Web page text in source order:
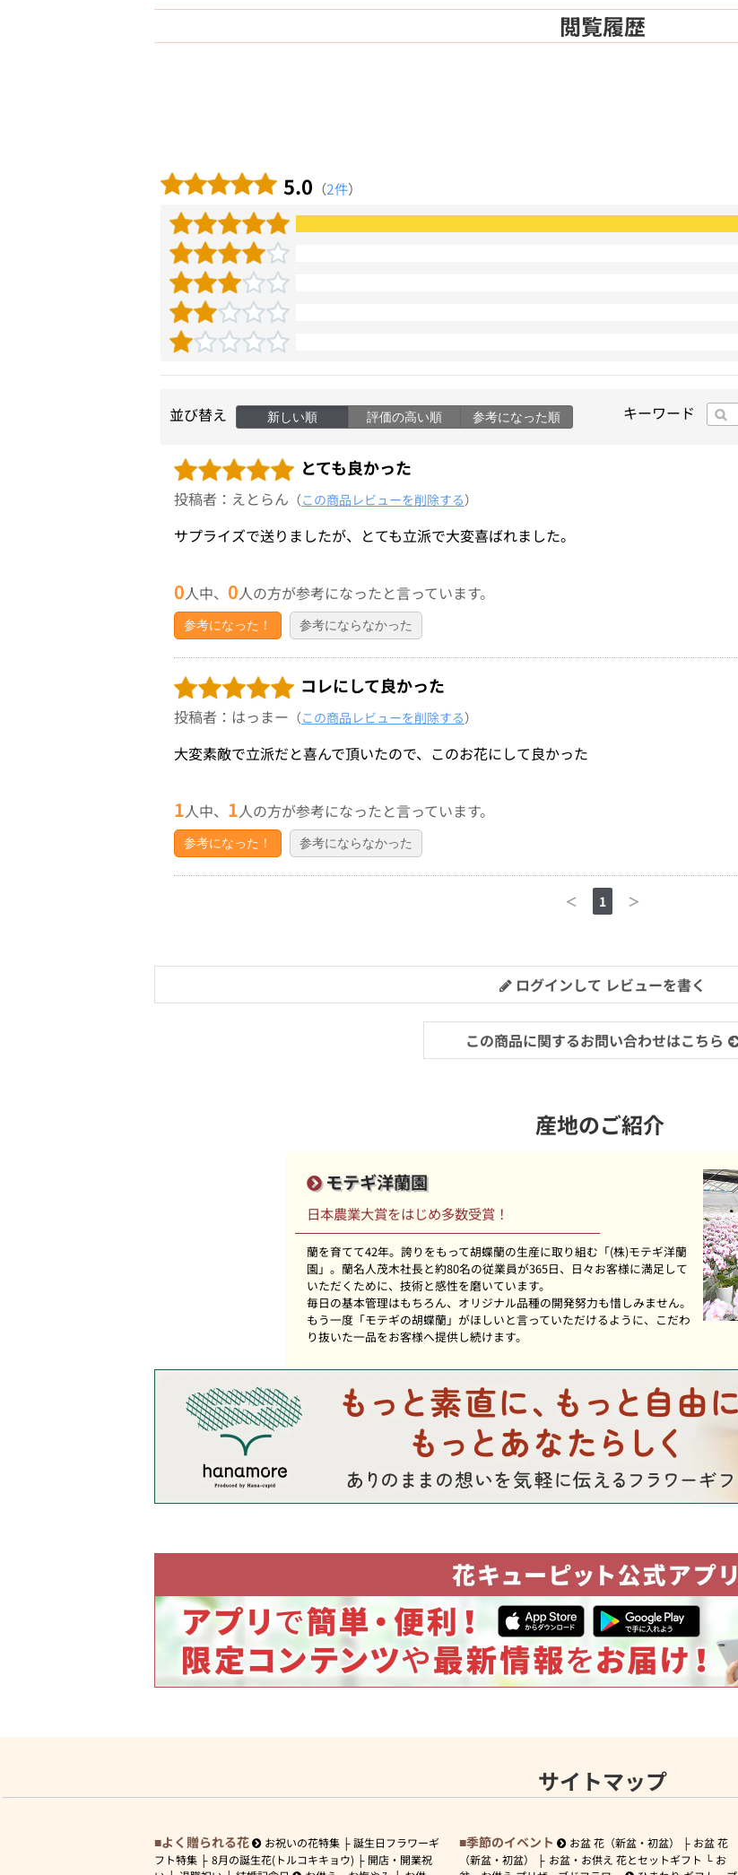
閲覧履歴
5.0 （2件）
並び替え 新しい順 評価の高い順 参考になった順 キーワード
とても良かった
投稿者：えとらん （この商品レビューを削除する）
サプライズで送りましたが、とても立派で大変喜ばれました。
0人中、 0人の方が参考になったと言っています。
参考になった！ 参考にならなかった
コレにして良かった
投稿者：はっまー （この商品レビューを削除する）
大変素敵で立派だと喜んで頂いたので、このお花にして良かった
1人中、 1人の方が参考になったと言っています。
参考になった！ 参考にならなかった
＜ 1 ＞
ログインして レビューを書く
この商品に関するお問い合わせはこちら
産地のご紹介
モテギ洋蘭園
日本農業大賞をはじめ多数受賞！
蘭を育てて42年。誇りをもって胡蝶蘭の生産に取り組む「(株)モテギ洋蘭
園」。蘭名人茂木社長と約80名の従業員が365日、日々お客様に満足して
いただくために、技術と感性を磨いています。
毎日の基本管理はもちろん、オリジナル品種の開発努力も惜しみません。
もう一度「モテギの胡蝶蘭」がほしいと言っていただけるように、こだわ
り抜いた一品をお客様へ提供し続けます。
サイトマップ
よく贈られる花 お祝いの花特集
誕生日フラワーギ
フト特集
8月の誕生花(トルコキキョウ)
開店・開業祝
季節のイベント お盆 花（新盆・初盆）
お盆 花
（新盆・初盆）
お盆・お供え 花とセットギフト
お